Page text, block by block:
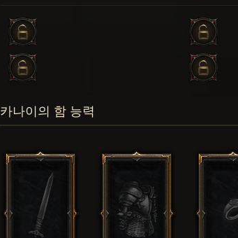
카나이의 함 능력